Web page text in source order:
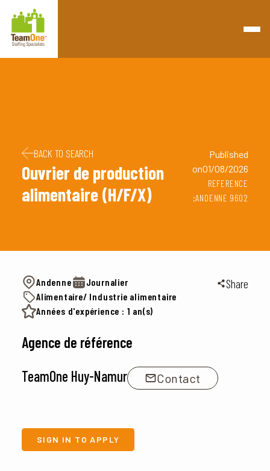
Retourner à la page d'accueil
BACK TO SEARCH
Ouvrier de production
alimentaire (H/F/X)
Published
on01/08/2026
REFERENCE
:ANDENNE 9602
Andenne
Journalier
Alimentaire/ Industrie alimentaire
Années d'expérience : 1 an(s)
Share
Agence de référence
TeamOne Huy-Namur
Contact
SIGN IN TO APPLY